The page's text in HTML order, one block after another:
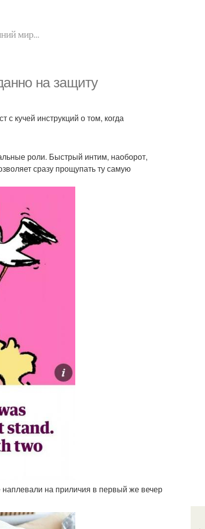
мир...
на защиту
кучей инструкций о том, когда
роли. Быстрый интим, наоборот,
сразу прощупать ту самую
наплевали на приличия в первый же вечер